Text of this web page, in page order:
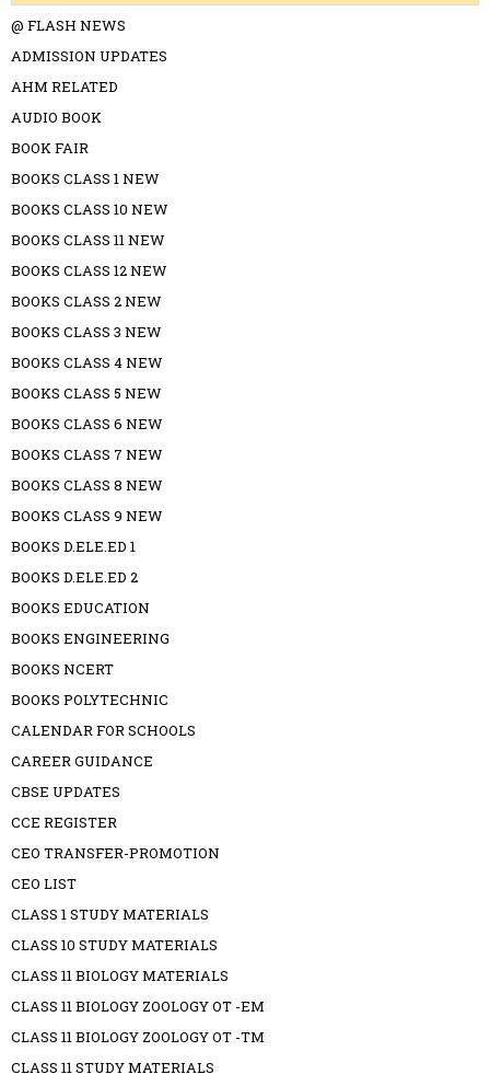
@ FLASH NEWS
ADMISSION UPDATES
AHM RELATED
AUDIO BOOK
BOOK FAIR
BOOKS CLASS 1 NEW
BOOKS CLASS 10 NEW
BOOKS CLASS 11 NEW
BOOKS CLASS 12 NEW
BOOKS CLASS 2 NEW
BOOKS CLASS 3 NEW
BOOKS CLASS 4 NEW
BOOKS CLASS 5 NEW
BOOKS CLASS 6 NEW
BOOKS CLASS 7 NEW
BOOKS CLASS 8 NEW
BOOKS CLASS 9 NEW
BOOKS D.ELE.ED 1
BOOKS D.ELE.ED 2
BOOKS EDUCATION
BOOKS ENGINEERING
BOOKS NCERT
BOOKS POLYTECHNIC
CALENDAR FOR SCHOOLS
CAREER GUIDANCE
CBSE UPDATES
CCE REGISTER
CEO TRANSFER-PROMOTION
CEO LIST
CLASS 1 STUDY MATERIALS
CLASS 10 STUDY MATERIALS
CLASS 11 BIOLOGY MATERIALS
CLASS 11 BIOLOGY ZOOLOGY OT -EM
CLASS 11 BIOLOGY ZOOLOGY OT -TM
CLASS 11 STUDY MATERIALS